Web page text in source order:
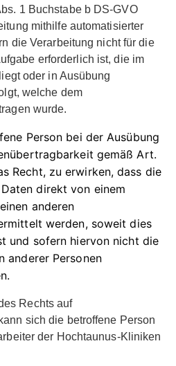
1 Buchstabe b DS-GVO
mithilfe automatisierter
die Verarbeitung nicht für die
erforderlich ist, die im
oder in Ausübung
welche dem
wurde.
Person bei der Ausübung
gemäß Art.
Recht, zu erwirken, dass die
direkt von einem
anderen
werden, soweit dies
und sofern hiervon nicht die
anderer Personen
Rechts auf
sich die betroffene Person
der Hochtaunus-Kliniken